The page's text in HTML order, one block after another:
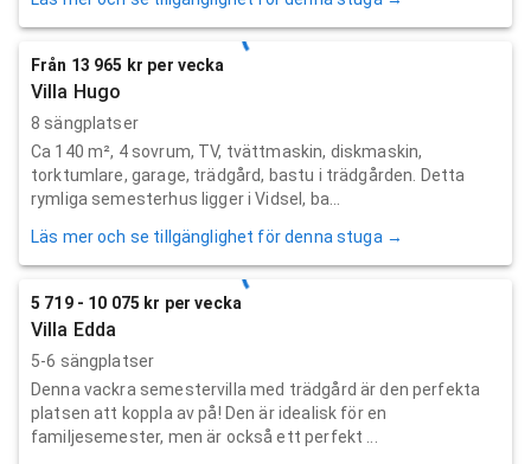
Från 13 965 kr per vecka
Villa Hugo
8 sängplatser
Ca 140 m², 4 sovrum, TV, tvättmaskin, diskmaskin,
torktumlare, garage, trädgård, bastu i trädgården. Detta
rymliga semesterhus ligger i Vidsel, ba...
Läs mer och se tillgänglighet för denna stuga →
5 719 - 10 075 kr per vecka
Villa Edda
5-6 sängplatser
Denna vackra semestervilla med trädgård är den perfekta
platsen att koppla av på! Den är idealisk för en
familjesemester, men är också ett perfekt ...